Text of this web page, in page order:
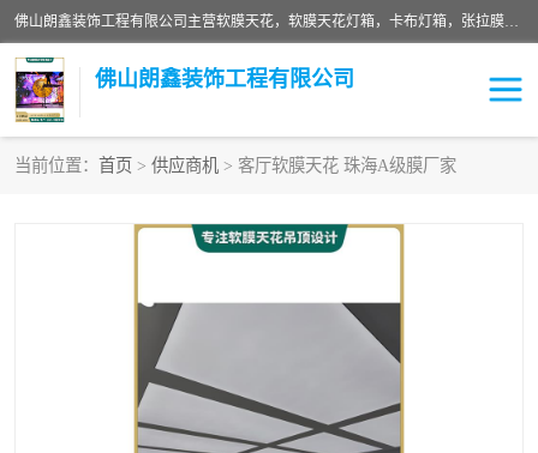
佛山朗鑫装饰工程有限公司主营软膜天花，软膜天花灯箱，卡布灯箱，张拉膜等产品，价格实惠，支持定制；公司专业装饰铺面，家居，会展特装，软膜等工程，技能精良人员，安装快、价格合理，质量保证、热诚与各方有识人士合作，欢迎新老客户来电咨询。
佛山朗鑫装饰工程有限公司
当前位置： 首页 > 供应商机 > 客厅软膜天花 珠海A级膜厂家